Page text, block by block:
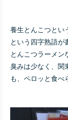
養生とんこつとい
という四字熟語が
とんこつラーメ
臭みは少なく、関
も、ペロッと食べ